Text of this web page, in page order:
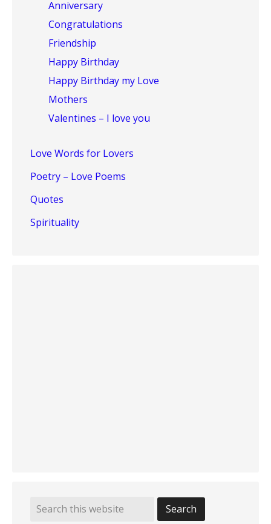
Anniversary
Congratulations
Friendship
Happy Birthday
Happy Birthday my Love
Mothers
Valentines – I love you
Love Words for Lovers
Poetry – Love Poems
Quotes
Spirituality